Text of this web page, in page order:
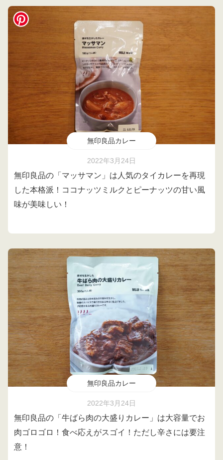
無印良品カレー
2022年3月24日
無印良品の「マッサマン」は人気のタイカレーを再現
した本格派！ココナッツミルクとピーナッツの甘い風
味が美味しい！
無印良品カレー
2022年3月24日
無印良品の「牛ばら肉の大盛りカレー」は大容量でお
肉ゴロゴロ！食べ応えがスゴイ！ただし辛さには要注
意！